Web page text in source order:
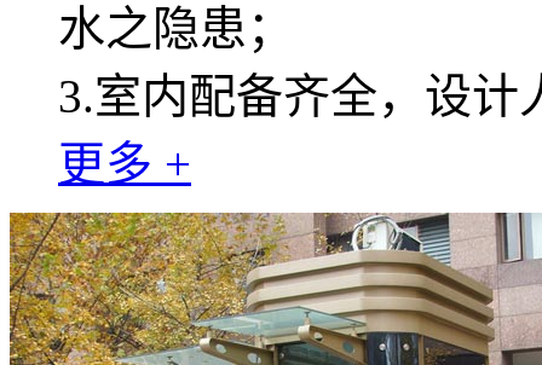
水之隐患；
3.室内配备齐全，设计
更多 +